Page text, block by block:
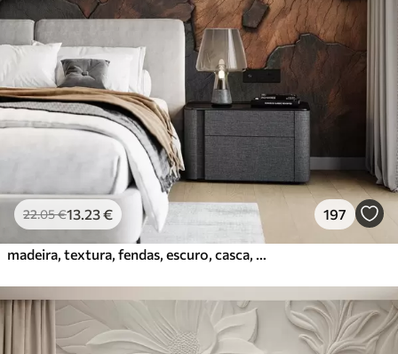
22.05€13.23€ 197
madeira, textura, fendas, escuro, casca, superfície